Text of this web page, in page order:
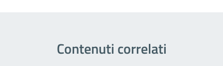
Contenuti correlati